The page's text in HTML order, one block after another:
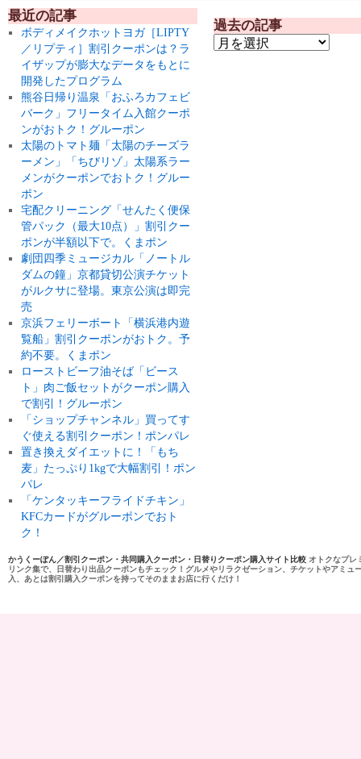
最近の記事
ボディメイクホットヨガ［LIPTY
／リプティ］割引クーポンは？ラ
イザップが膨大なデータをもとに
開発したプログラム
熊谷日帰り温泉「おふろカフェビ
バーク」フリータイム入館クーポ
ンがおトク！グルーポン
太陽のトマト麺「太陽のチーズラ
ーメン」「ちびリゾ」太陽系ラー
メンがクーポンでおトク！グルー
ポン
宅配クリーニング「せんたく便保
管パック（最大10点）」割引クー
ポンが半額以下で。くまポン
劇団四季ミュージカル「ノートル
ダムの鐘」京都貸切公演チケット
がルクサに登場。東京公演は即完
売
京浜フェリーボート「横浜港内遊
覧船」割引クーポンがおトク。予
約不要。くまポン
ローストビーフ油そば「ビース
ト」肉ご飯セットがクーポン購入
で割引！グルーポン
「ショップチャンネル」買ってす
ぐ使える割引クーポン！ポンパレ
置き換えダイエットに！「もち
麦」たっぷり1kgで大幅割引！ポン
パレ
「ケンタッキーフライドチキン」
KFCカードがグルーポンでおト
ク！
過去の記事
かうくーぽん／割引クーポン・共同購入クーポン・日替りクーポン購入サイト比較 オトクなプレ
リンク集で、日替わり出品クーポンもチェック！グルメやリラクゼーション、チケットやアミ
入、あとは割引購入クーポンを持ってそのままお店に行くだけ！